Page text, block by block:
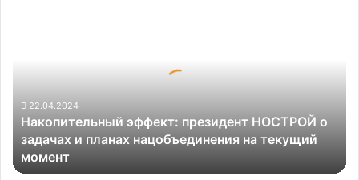
планах
нацобъединения
на
текущий
22.04.2024
Накопительный эффект: президент НОСТРОЙ о
задачах и планах нацобъединения на текущий
момент